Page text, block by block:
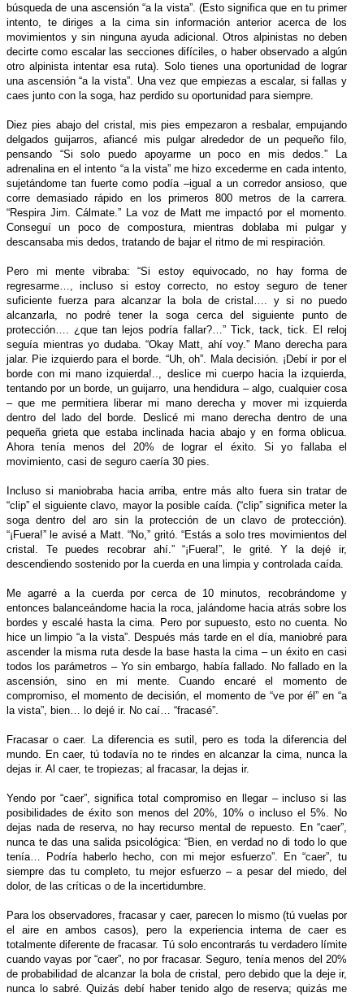
búsqueda de una ascensión “a la vista”. (Esto significa que en tu primer
intento, te diriges a la cima sin información anterior acerca de los
movimientos y sin ninguna ayuda adicional. Otros alpinistas no deben
decirte como escalar las secciones difíciles, o haber observado a algún
otro alpinista intentar esa ruta). Solo tienes una oportunidad de lograr
una ascensión “a la vista”. Una vez que empiezas a escalar, si fallas y
caes junto con la soga, haz perdido su oportunidad para siempre.
Diez pies abajo del cristal, mis pies empezaron a resbalar, empujando
delgados guijarros, afiancé mis pulgar alrededor de un pequeño filo,
pensando “Si solo puedo apoyarme un poco en mis dedos.” La
adrenalina en el intento “a la vista” me hizo excederme en cada intento,
sujetándome tan fuerte como podía –igual a un corredor ansioso, que
corre demasiado rápido en los primeros 800 metros de la carrera.
“Respira Jim. Cálmate.” La voz de Matt me impactó por el momento.
Conseguí un poco de compostura, mientras doblaba mi pulgar y
descansaba mis dedos, tratando de bajar el ritmo de mi respiración.
Pero mi mente vibraba: “Si estoy equivocado, no hay forma de
regresarme…, incluso si estoy correcto, no estoy seguro de tener
suficiente fuerza para alcanzar la bola de cristal…. y si no puedo
alcanzarla, no podré tener la soga cerca del siguiente punto de
protección…. ¿que tan lejos podría fallar?…” Tick, tack, tick. El reloj
seguía mientras yo dudaba. “Okay Matt, ahí voy.” Mano derecha para
jalar. Pie izquierdo para el borde. “Uh, oh”. Mala decisión. ¡Debí ir por el
borde con mi mano izquierda!.., deslice mi cuerpo hacia la izquierda,
tentando por un borde, un guijarro, una hendidura – algo, cualquier cosa
– que me permitiera liberar mi mano derecha y mover mi izquierda
dentro del lado del borde. Deslicé mi mano derecha dentro de una
pequeña grieta que estaba inclinada hacia abajo y en forma oblicua.
Ahora tenía menos del 20% de lograr el éxito. Si yo fallaba el
movimiento, casi de seguro caería 30 pies.
Incluso si maniobraba hacia arriba, entre más alto fuera sin tratar de
“clip” el siguiente clavo, mayor la posible caída. (“clip” significa meter la
soga dentro del aro sin la protección de un clavo de protección).
“¡Fuera!” le avisé a Matt. “No,” gritó. “Estás a solo tres movimientos del
cristal. Te puedes recobrar ahí.” “¡Fuera!”, le grité. Y la dejé ir,
descendiendo sostenido por la cuerda en una limpia y controlada caída.
Me agarré a la cuerda por cerca de 10 minutos, recobrándome y
entonces balanceándome hacia la roca, jalándome hacia atrás sobre los
bordes y escalé hasta la cima. Pero por supuesto, esto no cuenta. No
hice un limpio “a la vista”. Después más tarde en el día, maniobré para
ascender la misma ruta desde la base hasta la cima – un éxito en casi
todos los parámetros – Yo sin embargo, había fallado. No fallado en la
ascensión, sino en mi mente. Cuando encaré el momento de
compromiso, el momento de decisión, el momento de “ve por él” en “a
la vista”, bien… lo dejé ir. No caí… “fracasé”.
Fracasar o caer. La diferencia es sutil, pero es toda la diferencia del
mundo. En caer, tú todavía no te rindes en alcanzar la cima, nunca la
dejas ir. Al caer, te tropiezas; al fracasar, la dejas ir.
Yendo por “caer”, significa total compromiso en llegar – incluso si las
posibilidades de éxito son menos del 20%, 10% o incluso el 5%. No
dejas nada de reserva, no hay recurso mental de repuesto. En “caer”,
nunca te das una salida psicológica: “Bien, en verdad no di todo lo que
tenía… Podría haberlo hecho, con mi mejor esfuerzo”. En “caer”, tu
siempre das tu completo, tu mejor esfuerzo – a pesar del miedo, del
dolor, de las críticas o de la incertidumbre.
Para los observadores, fracasar y caer, parecen lo mismo (tú vuelas por
el aire en ambos casos), pero la experiencia interna de caer es
totalmente diferente de fracasar. Tú solo encontrarás tu verdadero límite
cuando vayas por “caer”, no por fracasar. Seguro, tenía menos del 20%
de probabilidad de alcanzar la bola de cristal, pero debido que la deje ir,
nunca lo sabré. Quizás debí haber tenido algo de reserva; quizás me